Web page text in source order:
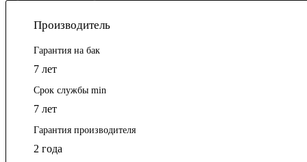
Производитель
Гарантия на бак
7 лет
Срок службы min
7 лет
Гарантия производителя
2 года